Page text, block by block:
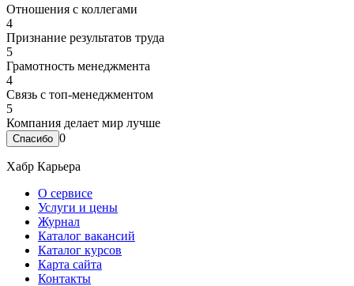
Отношения с коллегами
4
Признание результатов труда
5
Грамотность менеджмента
4
Связь с топ-менеджментом
5
Компания делает мир лучше
0
Хабр Карьера
О сервисе
Услуги и цены
Журнал
Каталог вакансий
Каталог курсов
Карта сайта
Контакты